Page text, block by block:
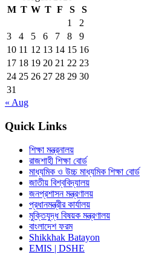
M T W T F S
S
1
2
3
4 5 6 7 8
9
10 11 12 13 14 15 16
17 18 19 20 21 22 23
24 25 26 27 28 29 30
31
« Aug
Quick Links
শিক্ষা মন্ত্রনালয়
রাজশাহী শিক্ষা বোর্ড
মাধ্যমিক ও উচ্চ মাধ্যমিক শিক্ষা বোর্ড
জাতীয় বিশ্ববিদ্যালয়
জনপ্রশাসন মন্ত্রণালয়
প্রধানমন্ত্রীর কার্যালয়
মুক্তিযুদ্ধ বিষয়ক মন্ত্রণালয়
বাংলাদেশ ফরম
Shikkhak Batayon
EMIS | DSHE